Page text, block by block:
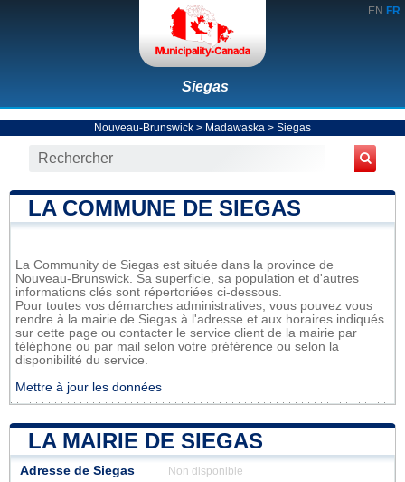
EN FR
Siegas
Nouveau-Brunswick > Madawaska > Siegas
LA COMMUNE DE SIEGAS
La Community de Siegas est située dans la province de
Nouveau-Brunswick. Sa superficie, sa population et d'autres
informations clés sont répertoriées ci-dessous.
Pour toutes vos démarches administratives, vous pouvez vous
rendre à la mairie de Siegas à l'adresse et aux horaires indiqués
sur cette page ou contacter le service client de la mairie par
téléphone ou par mail selon votre préférence ou selon la
disponibilité du service.
Mettre à jour les données
LA MAIRIE DE SIEGAS
Adresse de Siegas Non disponible